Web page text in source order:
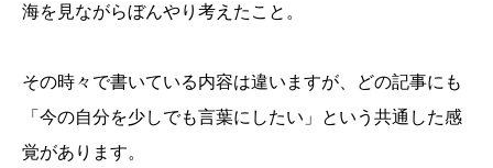
海を見ながらぼんやり考えたこと。
その時々で書いている内容は違いますが、どの記事にも
「今の自分を少しでも言葉にしたい」という共通した感
覚があります。